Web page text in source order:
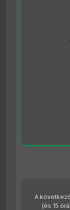
A
(és 15